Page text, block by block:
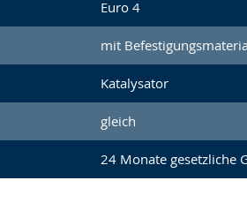
Euro 4
mit
Katalysator
gleich
24 Monate gesetzliche